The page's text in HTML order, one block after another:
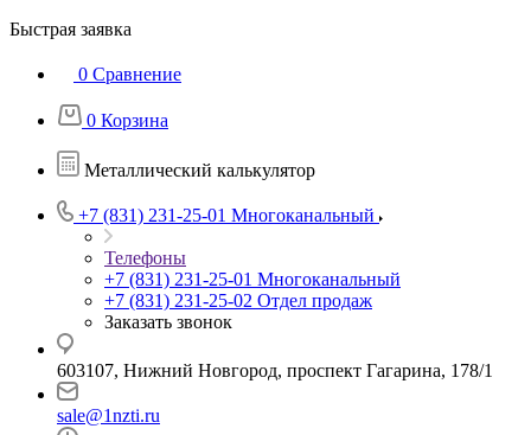
Быстрая заявка
0 Сравнение
0 Корзина
Металлический калькулятор
+7 (831) 231-25-01 Многоканальный
Телефоны
+7 (831) 231-25-01 Многоканальный
+7 (831) 231-25-02 Отдел продаж
Заказать звонок
603107, Нижний Новгород, проспект Гагарина, 178/1
sale@1nzti.ru